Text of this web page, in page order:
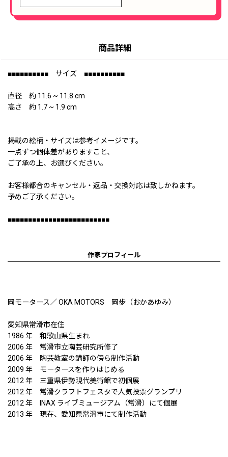
商品詳細
■■■■■■■■■■ サイズ ■■■■■■■■■■
直径 約 11.6 ~ 11.8 cm
高さ 約 1.7 ~ 1.9 cm
掲載の絵柄・サイズは参考イメージです。
一点ずつ個体差がありますこと、
ご了承の上、お選びください。
お客様都合のキャンセル・返品・交換対応は致しかねます。
予めご了承ください。
■■■■■■■■■■■■■■■■■■■■■■■■■
作家プロフィール
岡モータース／ OKA MOTORS 岡歩（おかあゆみ）
愛知県常滑市在住
1986 年 和歌山県生まれ
2006 年 常滑市立陶芸研究所修了
2006 年 陶芸教室の講師の傍ら制作活動
2009 年 モータースを作りはじめる
2012 年 三重県伊勢現代美術館で初個展
2012 年 常滑クラフトフェスタで人気投票グランプリ
2012 年 INAX ライブミュージアム（常滑）にて個展
2013 年 現在、愛知県常滑市にて制作活動